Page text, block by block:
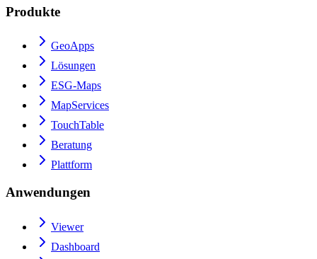
Produkte
GeoApps
Lösungen
ESG-Maps
MapServices
TouchTable
Beratung
Plattform
Anwendungen
Viewer
Dashboard